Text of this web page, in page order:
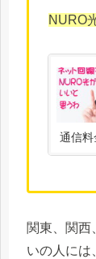
NURO
通信
関東、関西
いの人には